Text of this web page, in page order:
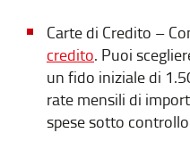
Carte di Credito –
credito. Puoi
un fido iniziale di
rate mensili di
spese sotto